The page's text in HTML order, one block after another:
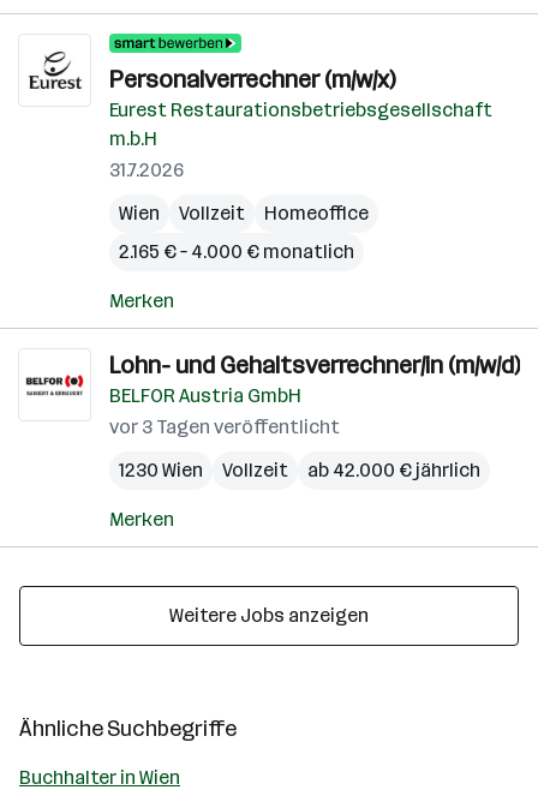
Personalverrechner (m/w/x)
Eurest Restaurationsbetriebsgesellschaft
m.b.H
31.7.2026
Wien
Vollzeit
Homeoffice
2.165 € – 4.000 € monatlich
Merken
Lohn- und Gehaltsverrechner/in (m/w/d)
BELFOR Austria GmbH
vor 3 Tagen veröffentlicht
1230 Wien
Vollzeit ab 42.000 € jährlich
Merken
Weitere Jobs anzeigen
Ähnliche Suchbegriffe
Buchhalter in Wien